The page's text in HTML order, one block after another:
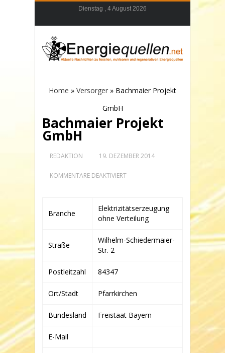
Dienstag , 4 August 2026
Home » Versorger » Bachmaier Projekt
GmbH
Bachmaier Projekt
GmbH
REDAKTION 19. DEZEMBER 2014
KOMMENTARE DEAKTIVIERTFÜR
Branche
Elektrizitätserzeugung
ohne Verteilung
Straße
Wilhelm-Schiedermaier-
Str. 2
Postleitzahl 84347
Ort/Stadt Pfarrkirchen
Bundesland Freistaat Bayern
E-Mail